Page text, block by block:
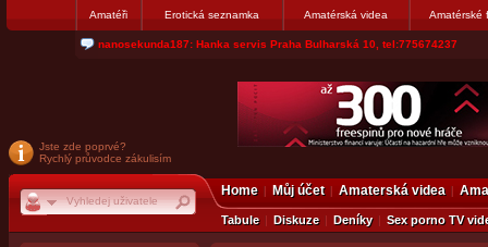
Amatéři Erotická seznamka Amatérská videa Amatérské
jjoseff: Najde se par, ktery nekdy přemýšlel o divákovi. Napiste
Jste zde poprvé?
Rychlý průvodce zákulisím
Home Můj účet Amaterská videa
Tabule Diskuze Deníky Sex porno TV